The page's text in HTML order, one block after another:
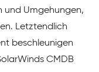
und Umgehungen,
Letztendlich
beschleunigen
CMDB